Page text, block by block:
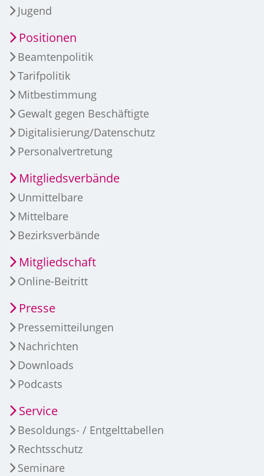
Jugend
Positionen
Beamtenpolitik
Tarifpolitik
Mitbestimmung
Gewalt gegen Beschäftigte
Digitalisierung/Datenschutz
Personalvertretung
Mitgliedsverbände
Unmittelbare
Mittelbare
Bezirksverbände
Mitgliedschaft
Online-Beitritt
Presse
Pressemitteilungen
Nachrichten
Downloads
Podcasts
Service
Besoldungs- / Entgelttabellen
Rechtsschutz
Seminare